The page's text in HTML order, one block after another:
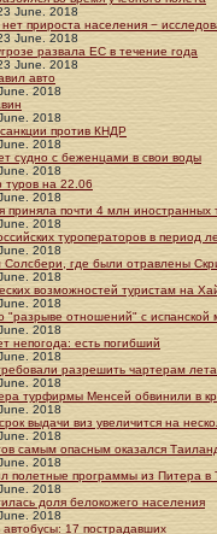
June. 2018
прироста населения −
June. 2018
развала ЕС в течение года
June. 2018
авто
2018
2018
против КНДР
2018
судно с беженцами в свои воды
2018
туров на 22.06
2018
приняла почти 4 млн иностранных
2018
туроператоров в период
2018
Солсбери, где были отравлены
2018
возможностей туристам на
2018
"разрыве отношений" с испанской
2018
непогода: есть погибший
2018
разрешить чартерам
2018
турфирмы Менсей обвинили в
2018
выдачи виз увеличится на
2018
самым опасным оказался
2018
полетные программы из Питера в
2018
доля белокожего населения
2018
17 пострадавших